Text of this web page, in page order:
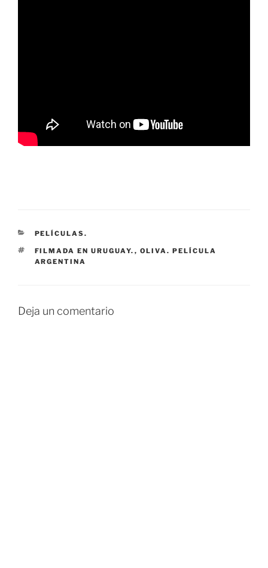
CATEGORÍAS
PELÍCULAS.
ETIQUETAS
FILMADA EN URUGUAY. , OLIVA. PELÍCULA
ARGENTINA
Deja un comentario